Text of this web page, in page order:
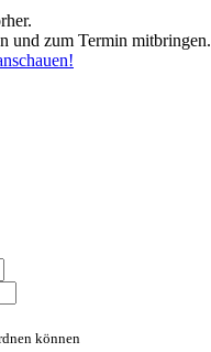
und zum Termin mitbringen.
können